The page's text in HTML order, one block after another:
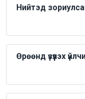
Нийтэд
Өрөөнд үзүүлэх